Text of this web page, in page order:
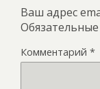
Ваш адрес
Комментарий *